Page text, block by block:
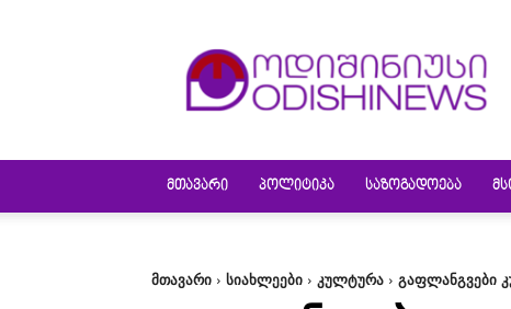
ᲛᲗᲐᲕᲐᲠᲘ ᲞᲝᲚᲘᲢᲘᲙᲐ ᲡᲐᲖᲝᲒᲐᲓᲝᲔᲑᲐ
მთავარი სიახლეები კულტურა გაფლანგვები